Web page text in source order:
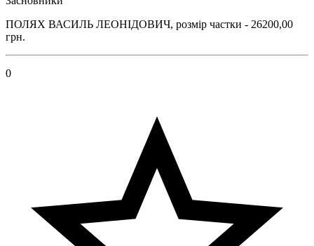
ПОЛЯХ ВАСИЛЬ ЛЕОНІДОВИЧ, розмір частки - 26200,00
грн.
0